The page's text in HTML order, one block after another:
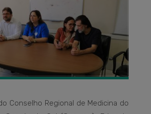
Conselho Regional de Medicina do